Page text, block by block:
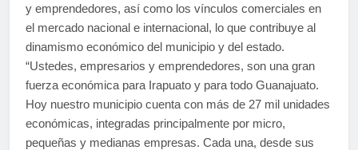
y emprendedores, así como los vínculos comerciales en
el mercado nacional e internacional, lo que contribuye al
dinamismo económico del municipio y del estado.
“Ustedes, empresarios y emprendedores, son una gran
fuerza económica para Irapuato y para todo Guanajuato.
Hoy nuestro municipio cuenta con más de 27 mil unidades
económicas, integradas principalmente por micro,
pequeñas y medianas empresas. Cada una, desde sus